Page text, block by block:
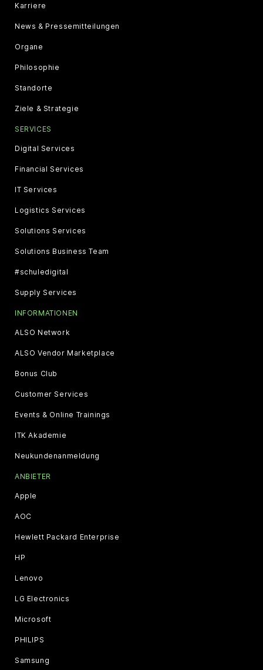
Karriere
News & Pressemitteilungen
Organe
Philosophie
Standorte
Ziele & Strategie
SERVICES
Digital Services
Financial Services
IT Services
Logistics Services
Solutions Services
Solutions Business Team
#schuledigital
Supply Services
INFORMATIONEN
ALSO Network
ALSO Vendor Marketplace
Bonus Club
Customer Services
Events & Online Trainings
ITK Akademie
Neukundenanmeldung
ANBIETER
Apple
AOC
Hewlett Packard Enterprise
HP
Lenovo
LG Electronics
Microsoft
PHILIPS
Samsung